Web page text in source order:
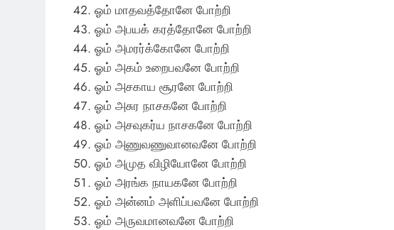
ஓம் மாதவத்தோனே போற்றி
ஓம் அபயக் கரத்தோனே போற்றி
ஓம் அமரர்க்கோனே போற்றி
ஓம் அகம் உறைபவனே போற்றி
ஓம் அசகாய சூரனே போற்றி
ஓம் அசுர நாசகனே போற்றி
ஓம் அசவுகர்ய நாசகனே போற்றி
ஓம் அணுவணுவானவனே போற்றி
ஓம் அமுத விழியோனே போற்றி
ஓம் அரங்க நாயகனே போற்றி
ஓம் அன்னம் அளிப்பவனே போற்றி
ஓம் அருவமானவனே போற்றி